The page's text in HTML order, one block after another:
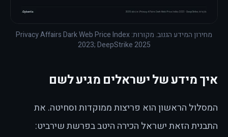
מחירון המידע הגנוב. מקורות: Privacy Affairs Dark Web Price Index
2023; DeepStrike 2025
איך מידע של ישראלים מגיע לשם
המסלול הראשון הוא פריצות ממוקדות וסחיטה. את
התבנית הזאת ישראל הכירה היטב בפרשת שירביט: